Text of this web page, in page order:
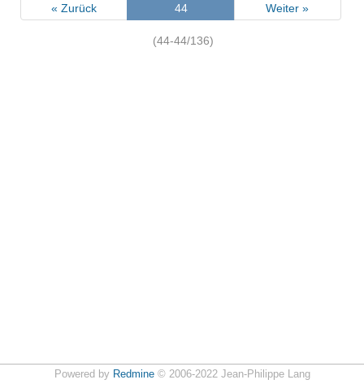
« Zurück 44 Weiter »
(44-44/136)
Powered by Redmine© 2006-2022 Jean-Philippe Lang